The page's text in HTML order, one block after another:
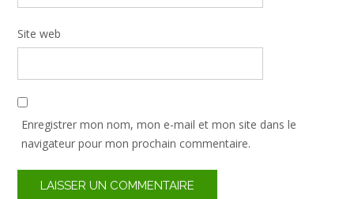
Site web
Enregistrer mon nom, mon e-mail et mon site dans le
navigateur pour mon prochain commentaire.